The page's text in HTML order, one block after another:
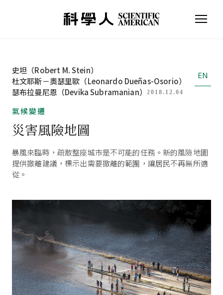
史坦（Robert M. Stein）
杜文耶斯－奧瑟里歐（Leonardo Dueñas-Osorio）
瑟布拉曼尼恩（Devika Subramanian）
2018.12.04
EN
氣候變遷
災害風險地圖
暴風來臨時，疏散整座城市是不可能的任務。新的風險地圖
提供撤離建議，標示出需要撤離的範圍，讓居民不再無所適
從。